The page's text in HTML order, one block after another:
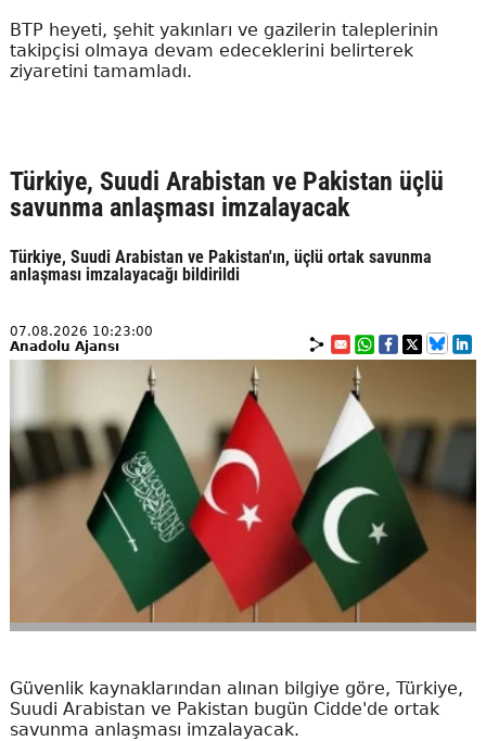
BTP heyeti, şehit yakınları ve gazilerin taleplerinin
takipçisi olmaya devam edeceklerini belirterek
ziyaretini tamamladı.
Türkiye, Suudi Arabistan ve Pakistan üçlü
savunma anlaşması imzalayacak
Türkiye, Suudi Arabistan ve Pakistan'ın, üçlü ortak savunma
anlaşması imzalayacağı bildirildi
07.08.2026 10:23:00
Anadolu Ajansı
Güvenlik kaynaklarından alınan bilgiye göre, Türkiye,
Suudi Arabistan ve Pakistan bugün Cidde'de ortak
savunma anlaşması imzalayacak.